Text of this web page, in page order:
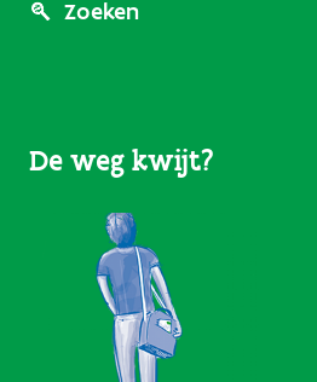
Footer
Links)
Zoeken
De weg kwijt?